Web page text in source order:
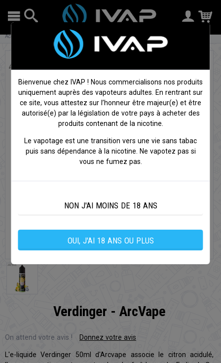
Accueil E-liquides grand format Verdinger - ArcVape
Verdinger - ArcVape
On attend votre avis ! Donnez votre avis
L'e-liquide Verdinger 50ml d'Arcvape associe le citron acidulé,
Bienvenue chez IVAP ! Nous commercialisons nos produits
uniquement auprès des vapoteurs adultes. En rentrant sur
ce site, vous attestez sur l’honneur être majeur(e) et être
autorisé(e) par la législation de votre pays à acheter des
produits contenant de la nicotine.
Le vapotage est une transition vers une vie sans tabac
puis sans dépendance à la nicotine. Ne vapotez pas si
vous ne fumez pas.
NON J'AI MOINS DE 18 ANS
OUI, J'AI 18 ANS OU PLUS